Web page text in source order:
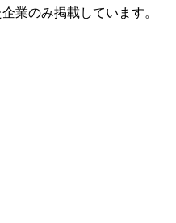
のみ掲載しています。